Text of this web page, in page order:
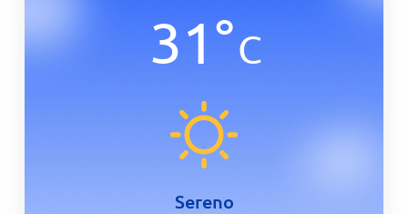
31°C
Sereno